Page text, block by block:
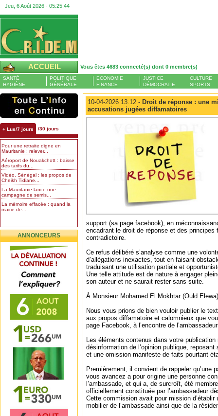
Jeu, 6 Août 2026 - 05:25:44
ACCUEIL Vous êtes 4683 connecté(s) dont 0 membre(s)
SANTÉ
HYGIÈNE
POLITIQUE
GÉNÉRALE
ECONOMIE
FINANCE
JUSTICE
DÉMOCRATIE
CULTURE
SPORTS
+ Lus/7 jours /30 jours
Pour une retraite digne en
Mauritanie : relever...
Aéroport de Nouakchott : baisse
des tarifs du...
Vidéo. Sénégal : les propos de
Cheikh Tidiane...
La Mauritanie lance une
campagne de semis...
La mémoire effacée : quand la
mairie de...
ANNONCEURS
10-04-2026 13:12 - Droit de réponse : une
accusations jugées diffamatoires
support (sa page facebook), en
encadrant le droit de réponse et des principes
contradictoire.
Ce refus délibéré s’analyse comme une
d’allégations inexactes, tout en faisant
traduisant une utilisation partiale et
Une telle attitude est de nature à engager
son auteur et ne saurait rester sans suite.
À Monsieur Mohamed El Mokhtar (Ould
Nous vous prions de bien vouloir publier le
aux propos diffamatoire et calomnieux que
page Facebook, à l’encontre de
Les éléments contenus dans votre publication
désinformation de l’opinion publique,
et une omission manifeste de faits pourtant
Premièrement, il convient de rappeler qu’une
vous avancez a pour origine une personne
l’ambassade, et qui a, de surcroît, été
officiellement constituée par l’ambassadeur
Cette commission avait pour mission d’établir
mobilier de l’ambassade ainsi que de la